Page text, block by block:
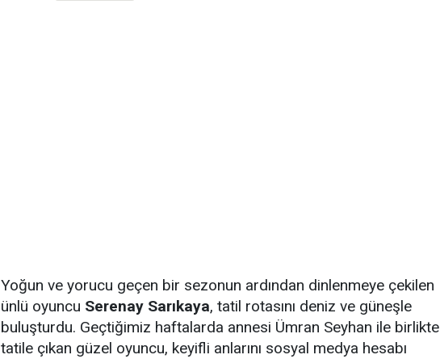
Yoğun ve yorucu geçen bir sezonun ardından dinlenmeye çekilen
ünlü oyuncu Serenay Sarıkaya, tatil rotasını deniz ve güneşle
buluşturdu. Geçtiğimiz haftalarda annesi Ümran Seyhan ile birlikte
tatile çıkan güzel oyuncu, keyifli anlarını sosyal medya hesabı